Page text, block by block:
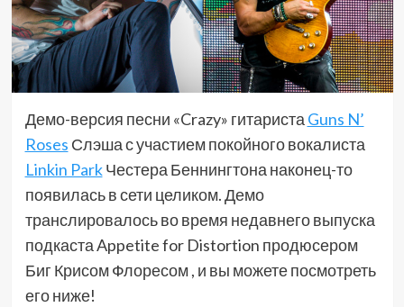
Демо-версия песни «Crazy» гитариста Guns N’
Roses Слэша с участием покойного вокалиста
Linkin ParkЧестера Беннингтона наконец-то
появилась в сети целиком. Демо
транслировалось во время недавнего выпуска
подкаста Appetite for Distortion продюсером
Биг Крисом Флоресом , и вы можете посмотреть
его ниже!